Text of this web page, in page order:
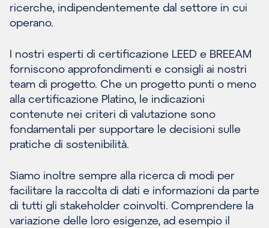
ricerche, indipendentemente dal settore in cui
operano.
I nostri esperti di certificazione LEED e BREEAM
forniscono approfondimenti e consigli ai nostri
team di progetto. Che un progetto punti o meno
alla certificazione Platino, le indicazioni
contenute nei criteri di valutazione sono
fondamentali per supportare le decisioni sulle
pratiche di sostenibilità.
Siamo inoltre sempre alla ricerca di modi per
facilitare la raccolta di dati e informazioni da parte
di tutti gli stakeholder coinvolti. Comprendere la
variazione delle loro esigenze, ad esempio il